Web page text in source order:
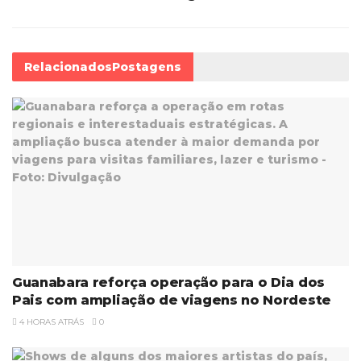
RelacionadosPostagens
Guanabara reforça operação para o Dia dos
Pais com ampliação de viagens no Nordeste
4 HORAS ATRÁS 0